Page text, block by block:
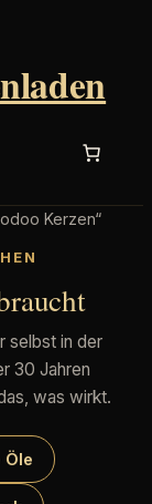
Kerzen“
selbst in der
30 Jahren
was wirkt.
Öle